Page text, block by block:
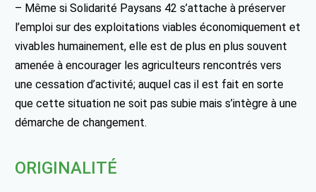
– Même si Solidarité Paysans 42 s’attache à préserver
l’emploi sur des exploitations viables économiquement et
vivables humainement, elle est de plus en plus souvent
amenée à encourager les agriculteurs rencontrés vers
une cessation d’activité; auquel cas il est fait en sorte
que cette situation ne soit pas subie mais s’intègre à une
démarche de changement.
ORIGINALITÉ